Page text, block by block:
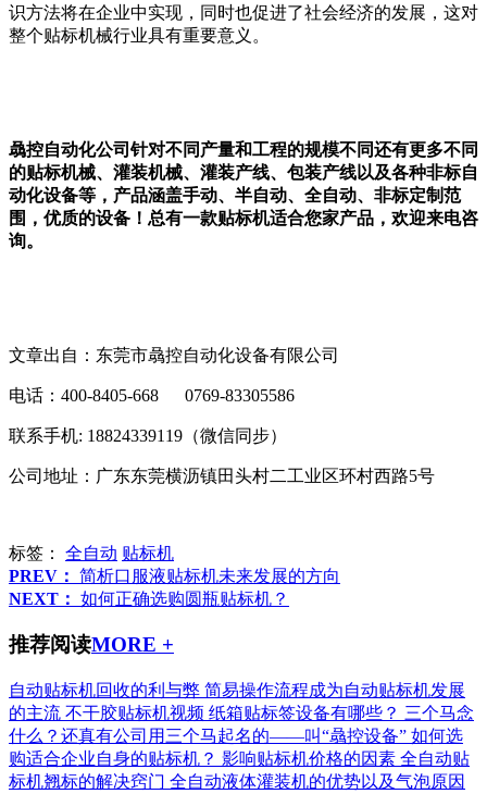
识方法将在企业中实现，同时也促进了社会经济的发展，这对
整个贴标机械行业具有重要意义。
骉控自动化公司针对不同产量和工程的规模不同还有更多不同
的贴标机械、灌装机械、灌装产线、包装产线以及各种非标自
动化设备等，产品涵盖手动、半自动、全自动、非标定制范
围，优质的设备！总有一款贴标机适合您家产品，欢迎来电咨
询。
文章出自：东莞市骉控自动化设备有限公司
电话：400-8405-668 0769-83305586
联系手机: 18824339119（微信同步）
公司地址：广东东莞横沥镇田头村二工业区环村西路5号
标签： 全自动 贴标机
PREV： 简析口服液贴标机未来发展的方向
NEXT： 如何正确选购圆瓶贴标机？
推荐阅读MORE +
自动贴标机回收的利与弊 简易操作流程成为自动贴标机发展
的主流 不干胶贴标机视频 纸箱贴标签设备有哪些？ 三个马念
什么？还真有公司用三个马起名的——叫“骉控设备” 如何选
购适合企业自身的贴标机？ 影响贴标机价格的因素 全自动贴
标机翘标的解决窍门 全自动液体灌装机的优势以及气泡原因